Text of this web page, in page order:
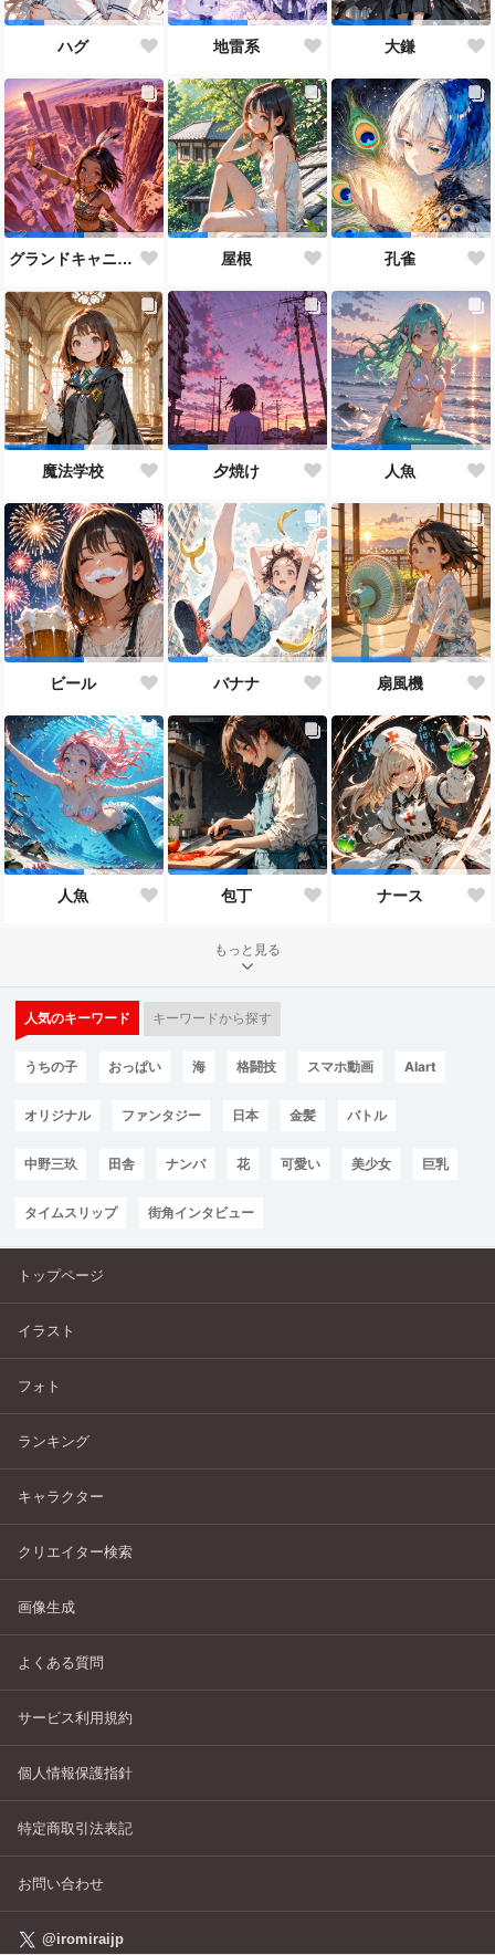
ハグ 地雷系 大鎌
グランドキャニオン 屋根 孔雀
魔法学校 夕焼け 人魚
ビール バナナ 扇風機
人魚 包丁 ナース
もっと見る
人気のキーワード キーワードから探す
うちの子 おっぱい 海 格闘技 スマホ動画 AIart
オリジナル ファンタジー 日本 金髪 バトル
中野三玖 田舎 ナンパ 花 可愛い 美少女 巨乳
タイムスリップ 街角インタビュー
トップページ
イラスト
フォト
ランキング
キャラクター
クリエイター検索
画像生成
よくある質問
サービス利用規約
個人情報保護指針
特定商取引法表記
お問い合わせ
@iromiraijp